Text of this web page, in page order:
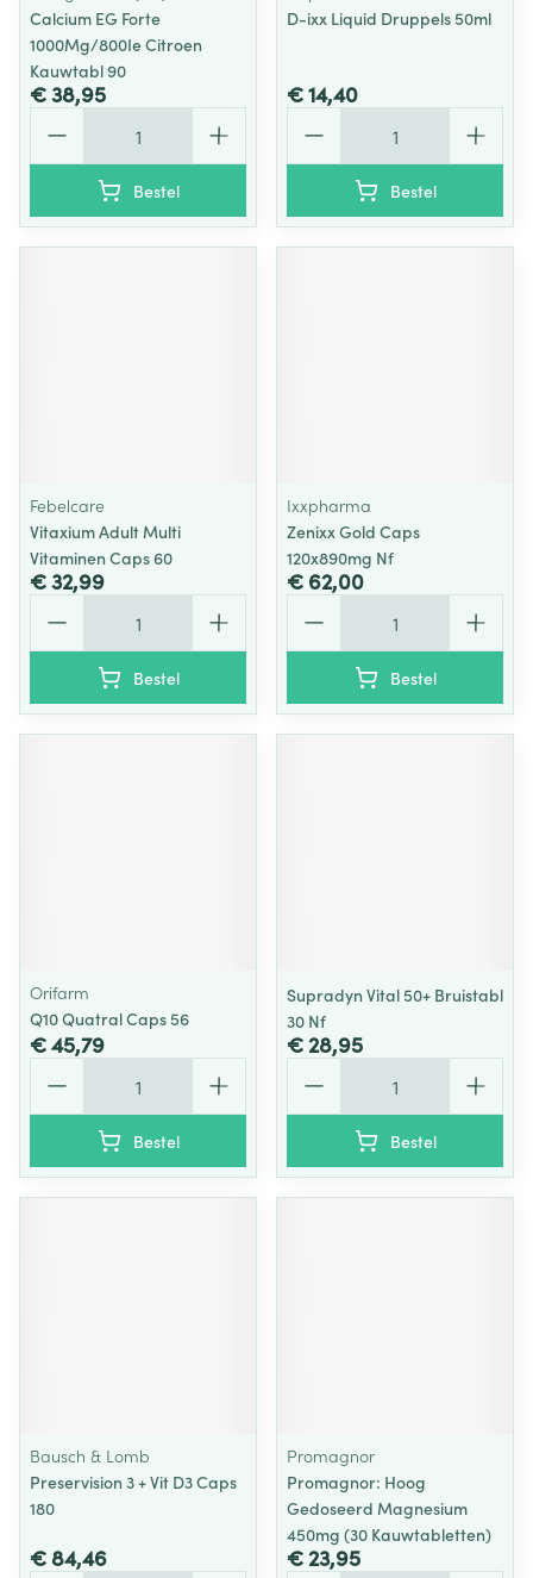
Calcium EG Forte
1000Mg/800Ie Citroen
Kauwtabl 90
€ 38,95
Bestel
D-ixx Liquid Druppels 50ml
€ 14,40
Bestel
Febelcare
Vitaxium Adult Multi
Vitaminen Caps 60
€ 32,99
Bestel
Ixxpharma
Zenixx Gold Caps
120x890mg Nf
€ 62,00
Bestel
Orifarm
Q10 Quatral Caps 56
€ 45,79
Bestel
Supradyn Vital 50+ Bruistabl
30 Nf
€ 28,95
Bestel
Bausch & Lomb
Preservision 3 + Vit D3 Caps
180
€ 84,46
Promagnor
Promagnor: Hoog
Gedoseerd Magnesium
450mg (30 Kauwtabletten)
€ 23,95